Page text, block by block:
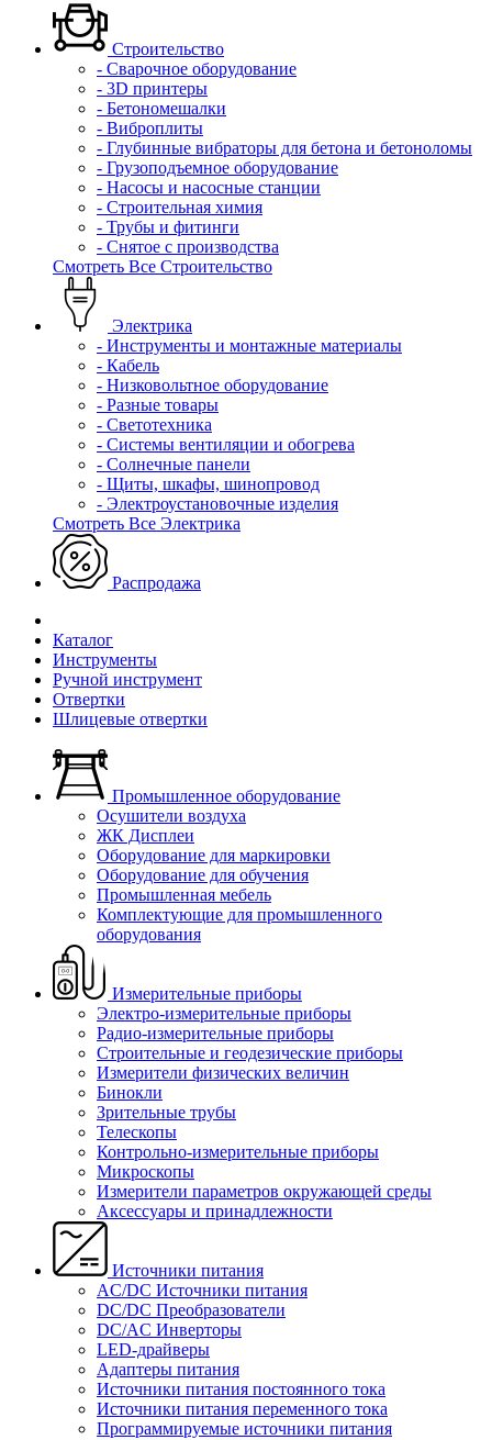
Строительство
- Сварочное оборудование
- 3D принтеры
- Бетономешалки
- Виброплиты
- Глубинные вибраторы для бетона и бетоноломы
- Грузоподъемное оборудование
- Насосы и насосные станции
- Строительная химия
- Трубы и фитинги
- Снятое с производства
Смотреть Все Строительство
Электрика
- Инструменты и монтажные материалы
- Кабель
- Низковольтное оборудование
- Разные товары
- Светотехника
- Системы вентиляции и обогрева
- Солнечные панели
- Щиты, шкафы, шинопровод
- Электроустановочные изделия
Смотреть Все Электрика
Распродажа
Каталог
Инструменты
Ручной инструмент
Отвертки
Шлицевые отвертки
Промышленное оборудование
Осушители воздуха
ЖК Дисплеи
Оборудование для маркировки
Оборудование для обучения
Промышленная мебель
Комплектующие для промышленного
оборудования
Измерительные приборы
Электро-измерительные приборы
Радио-измерительные приборы
Строительные и геодезические приборы
Измерители физических величин
Бинокли
Зрительные трубы
Телескопы
Контрольно-измерительные приборы
Микроскопы
Измерители параметров окружающей среды
Аксессуары и принадлежности
Источники питания
AC/DC Источники питания
DC/DC Преобразователи
DC/AC Инверторы
LED-драйверы
Адаптеры питания
Источники питания постоянного тока
Источники питания переменного тока
Программируемые источники питания